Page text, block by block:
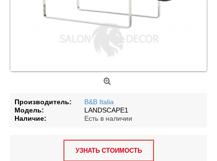
Производитель:
B&B Italia
Модель:
LANDSCAPE1
Наличие:
Есть в наличии
УЗНАТЬ СТОИМОСТЬ